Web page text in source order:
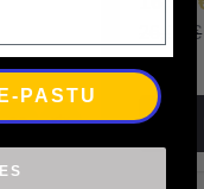
26,00 €
PASTU